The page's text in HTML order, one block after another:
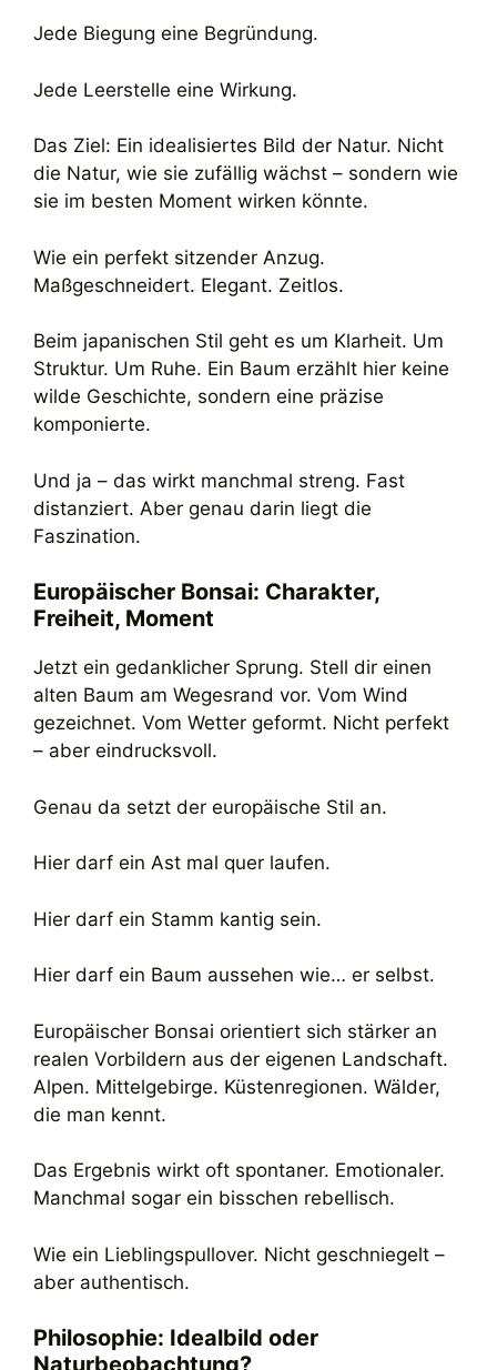
Jede Biegung eine Begründung.
Jede Leerstelle eine Wirkung.
Das Ziel: Ein idealisiertes Bild der Natur. Nicht
die Natur, wie sie zufällig wächst – sondern wie
sie im besten Moment wirken könnte.
Wie ein perfekt sitzender Anzug.
Maßgeschneidert. Elegant. Zeitlos.
Beim japanischen Stil geht es um Klarheit. Um
Struktur. Um Ruhe. Ein Baum erzählt hier keine
wilde Geschichte, sondern eine präzise
komponierte.
Und ja – das wirkt manchmal streng. Fast
distanziert. Aber genau darin liegt die
Faszination.
Europäischer Bonsai: Charakter,
Freiheit, Moment
Jetzt ein gedanklicher Sprung. Stell dir einen
alten Baum am Wegesrand vor. Vom Wind
gezeichnet. Vom Wetter geformt. Nicht perfekt
– aber eindrucksvoll.
Genau da setzt der europäische Stil an.
Hier darf ein Ast mal quer laufen.
Hier darf ein Stamm kantig sein.
Hier darf ein Baum aussehen wie… er selbst.
Europäischer Bonsai orientiert sich stärker an
realen Vorbildern aus der eigenen Landschaft.
Alpen. Mittelgebirge. Küstenregionen. Wälder,
die man kennt.
Das Ergebnis wirkt oft spontaner. Emotionaler.
Manchmal sogar ein bisschen rebellisch.
Wie ein Lieblingspullover. Nicht geschniegelt –
aber authentisch.
Philosophie: Idealbild oder